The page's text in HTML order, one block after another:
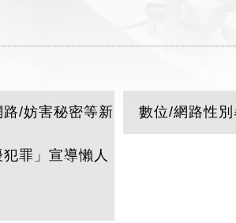
路/妨害秘密等新
罪」宣導懶人
數位/網路性